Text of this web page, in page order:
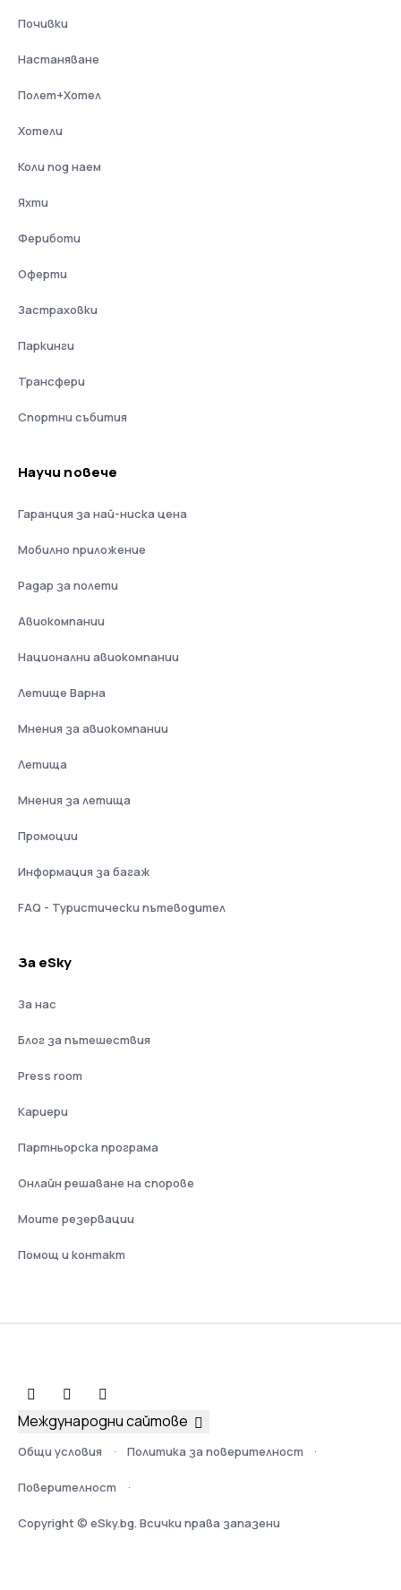
Почивки
Настаняване
Полет+Хотел
Хотели
Коли под наем
Яхти
Фериботи
Оферти
Застраховки
Паркинги
Трансфери
Спортни събития
Научи повече
Гаранция за най-ниска цена
Мобилно приложение
Радар за полети
Авиокомпании
Национални авиокомпании
Летище Варна
Мнения за авиокомпании
Летища
Мнения за летища
Промоции
Информация за багаж
FAQ - Туристически пътеводител
За eSky
За нас
Блог за пътешествия
Press room
Кариери
Партньорска програма
Онлайн решаване на спорове
Моите резервации
Помощ и контакт
Общи условия Политика за поверителност
Поверителност
Copyright © eSky.bg. Всички права запазени
Международни сайтове